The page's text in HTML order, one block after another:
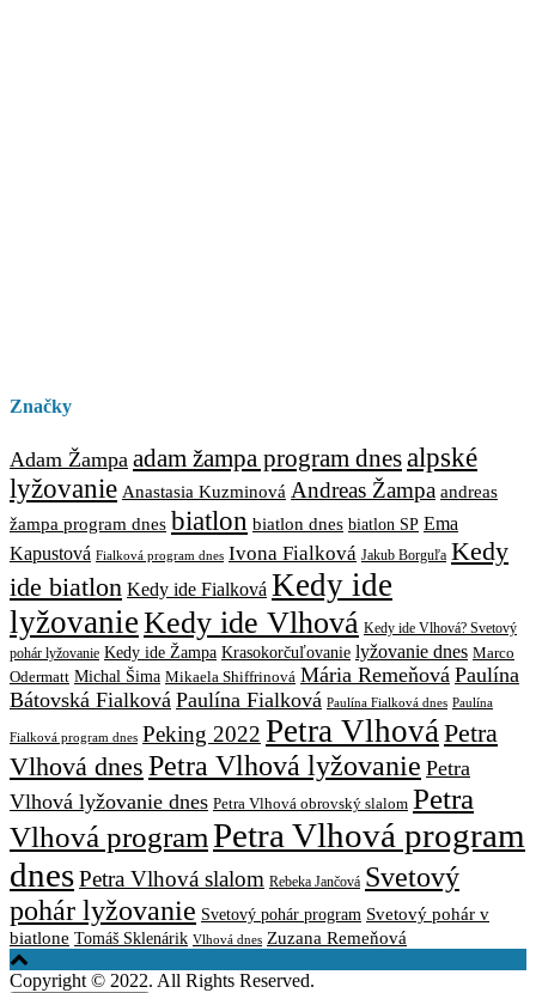
Značky
Adam Žampa adam žampa program dnesalpské
lyžovanie Anastasia Kuzminová Andreas Žampa andreas
žampa program dnes biatlon biatlon dnes biatlon SP Ema
Kapustová Fialková program dnes Ivona Fialková Jakub Borguľa Kedy
ide biatlon Kedy ide Fialková Kedy ide
lyžovanieKedy ide Vlhová Kedy ide Vlhová? Svetový
pohár lyžovanie Kedy ide Žampa Krasokorčuľovanie lyžovanie dnes Marco
Odermatt Michal Šima Mikaela Shiffrinová Mária Remeňová Paulína
Bátovská Fialková Paulína Fialková Paulína Fialková dnes Paulína
Fialková program dnes Peking 2022 Petra VlhováPetra
Vlhová dnes Petra Vlhová lyžovanie Petra
Vlhová lyžovanie dnes Petra Vlhová obrovský slalom Petra
Vlhová programPetra Vlhová program
dnesPetra Vlhová slalom Rebeka Jančová Svetový
pohár lyžovanie Svetový pohár program Svetový pohár v
biatlone Tomáš Sklenárik Vlhová dnes Zuzana Remeňová
Copyright © 2022. All Rights Reserved.